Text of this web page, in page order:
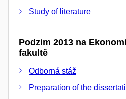
Study of literature
Podzim 2013 na
fakultě
Odborná stáž
Preparation of the